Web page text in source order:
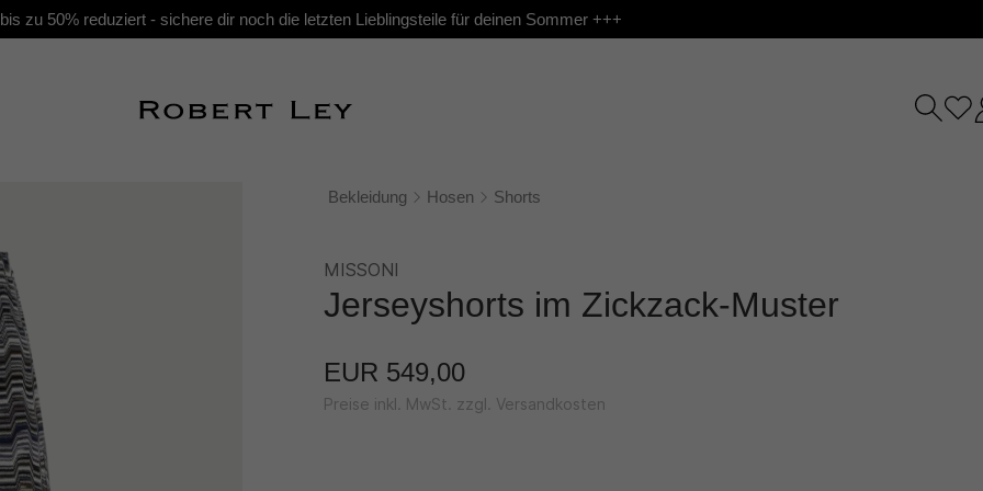
zu 50% reduziert - sichere dir noch die letzten Lieblingsteile für deinen Sommer +++
Bekleidung Hosen Shorts
MISSONI
Jerseyshorts im Zickzack-Muster
EUR 549,00
Preise inkl. MwSt. zzgl. Versandkosten